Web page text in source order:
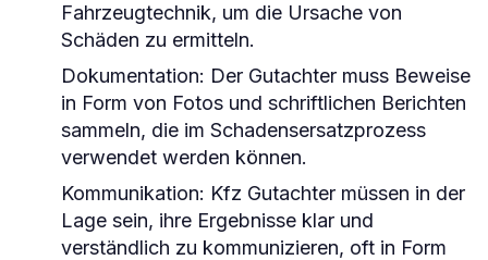
Fahrzeugtechnik, um die Ursache von
Schäden zu ermitteln.
Dokumentation: Der Gutachter muss Beweise
in Form von Fotos und schriftlichen Berichten
sammeln, die im Schadensersatzprozess
verwendet werden können.
Kommunikation: Kfz Gutachter müssen in der
Lage sein, ihre Ergebnisse klar und
verständlich zu kommunizieren, oft in Form